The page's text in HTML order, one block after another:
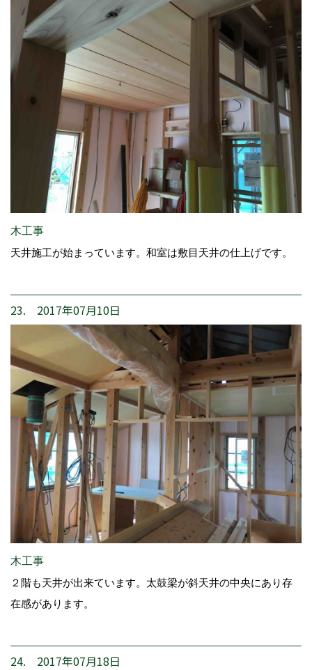
木工事
天井施工が始まっています。和室は敷目天井の仕上げです。
23. 2017年07月10日
木工事
２階も天井が出来ています。太鼓梁が斜天井の中央にあり存
在感があります。
24. 2017年07月18日